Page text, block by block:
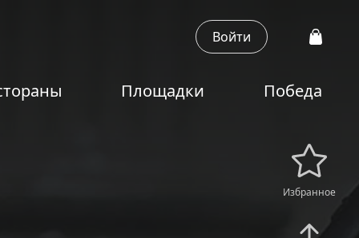
Войти
Площадки Победа
Избранное